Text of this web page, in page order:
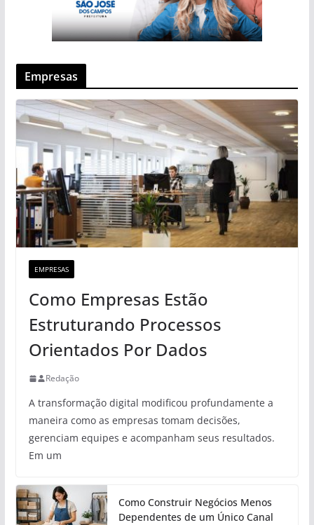
Empresas
EMPRESAS
Como Empresas Estão
Estruturando Processos
Orientados Por Dados
Redação
A transformação digital modificou profundamente a
maneira como as empresas tomam decisões,
gerenciam equipes e acompanham seus resultados.
Em um
Como Construir Negócios Menos
Dependentes de um Único Canal